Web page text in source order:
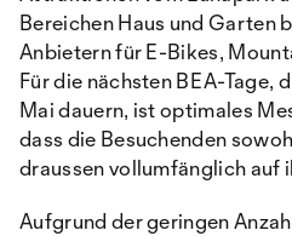
Bereichen Haus und Garten
Anbietern für E-Bikes,
Für die nächsten BEA-Tage,
Mai dauern, ist optimales
dass die Besuchenden
draussen vollumfänglich auf
Aufgrund der geringen